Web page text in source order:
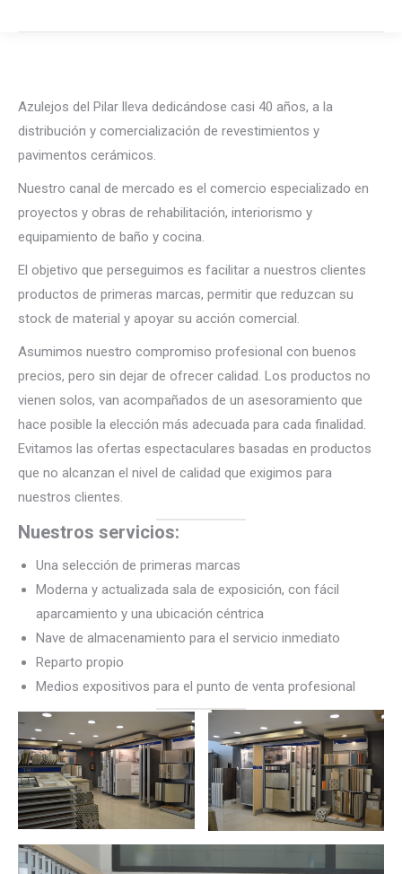
Azulejos del Pilar lleva dedicándose casi 40 años, a la
distribución y comercialización de revestimientos y
pavimentos cerámicos.
Nuestro canal de mercado es el comercio especializado en
proyectos y obras de rehabilitación, interiorismo y
equipamiento de baño y cocina.
El objetivo que perseguimos es facilitar a nuestros clientes
productos de primeras marcas, permitir que reduzcan su
stock de material y apoyar su acción comercial.
Asumimos nuestro compromiso profesional con buenos
precios, pero sin dejar de ofrecer calidad. Los productos no
vienen solos, van acompañados de un asesoramiento que
hace posible la elección más adecuada para cada finalidad.
Evitamos las ofertas espectaculares basadas en productos
que no alcanzan el nivel de calidad que exigimos para
nuestros clientes.
Nuestros servicios:
Una selección de primeras marcas
Moderna y actualizada sala de exposición, con fácil
aparcamiento y una ubicación céntrica
Nave de almacenamiento para el servicio inmediato
Reparto propio
Medios expositivos para el punto de venta profesional